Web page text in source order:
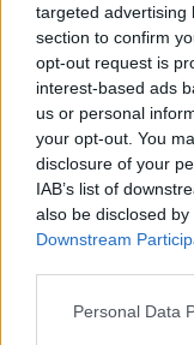
targeted advertising
section to confirm
opt-out request is
interest-based ads
us or personal
your opt-out. You
disclosure of your
IAB’s list of
also be disclosed
Downstream
Personal Data